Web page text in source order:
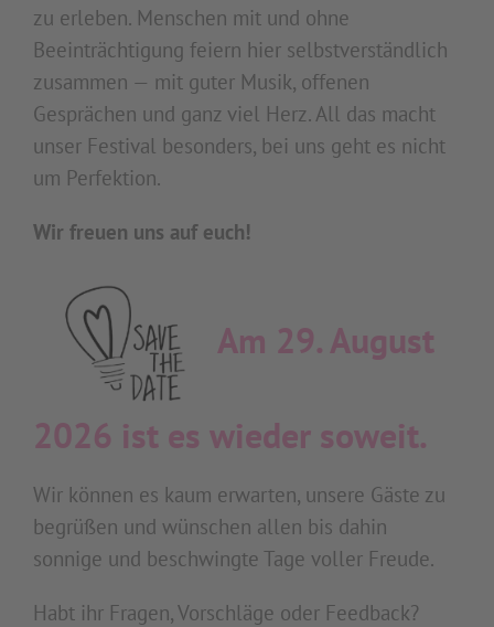
zu erleben. Menschen mit und ohne
Beeinträchtigung feiern hier selbstverständlich
zusammen — mit guter Musik, offenen
Gesprächen und ganz viel Herz. All das macht
unser Festival besonders, bei uns geht es nicht
um Perfektion.
Wir freuen uns auf euch!
Am 29. August
2026 ist es wieder soweit.
Wir können es kaum erwarten, unsere Gäste zu
begrüßen und wünschen allen bis dahin
sonnige und beschwingte Tage voller Freude.
Habt ihr Fragen, Vorschläge oder Feedback?